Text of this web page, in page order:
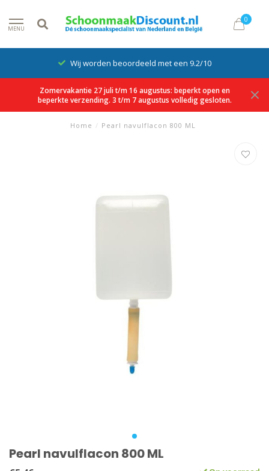
MENU
0
Wij worden beoordeeld met een 9.2/10
Zomervakantie 27 juli t/m 16 augustus: beperkt open en
beperkte verzending. 3 t/m 7 augustus volledig gesloten.
Home / Pearl navulflacon 800 ML
Pearl navulflacon 800 ML